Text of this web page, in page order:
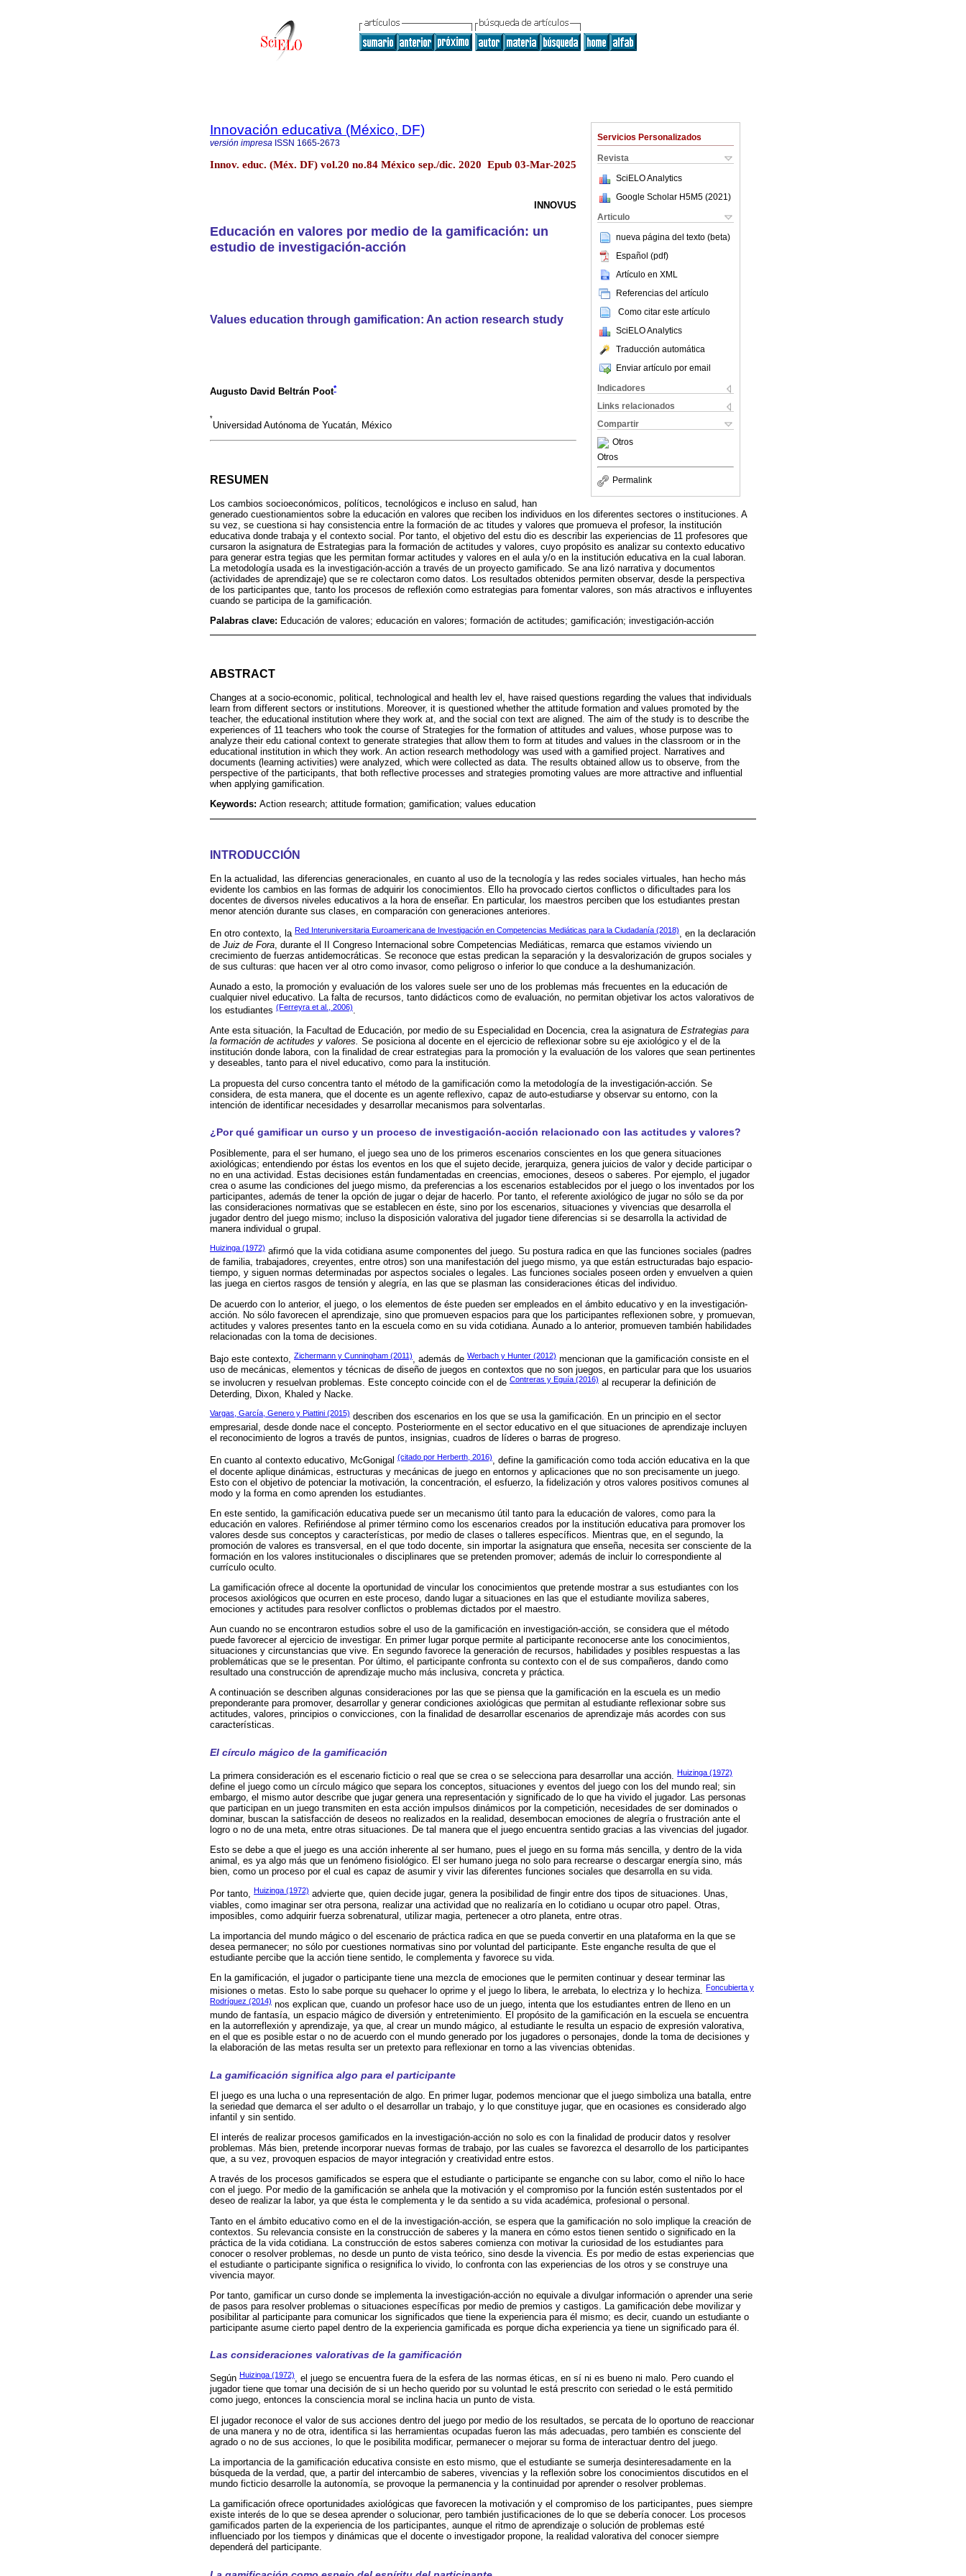
Servicios Personalizados
Revista
SciELO Analytics
Google Scholar H5M5 (2021 )
Articulo
nueva página del texto (beta)
Español (pdf)
Artículo en XML
Referencias del artículo
Como citar este artículo
SciELO Analytics
Traducción automática
Enviar artículo por email
Indicadores
Links relacionados
Compartir
Otros
Otros
Permalink
Innovación educativa (México, DF)
versión impresa ISSN 1665-2673
Innov. educ. (Méx. DF) vol.20 no.84 México sep./dic. 2020 Epub 03-Mar-2025
INNOVUS
Educación en valores por medio de la gamificación: un
estudio de investigación-acción
Values education through gamification: An action research study
Augusto David Beltrán Poot*
*
Universidad Autónoma de Yucatán, México
RESUMEN
Los cambios socioeconómicos, políticos, tecnológicos e incluso en salud, han
generado cuestionamientos sobre la educación en valores que reciben los individuos en los diferentes sectores o instituciones. A
su vez, se cuestiona si hay consistencia entre la formación de ac titudes y valores que promueva el profesor, la institución
educativa donde trabaja y el contexto social. Por tanto, el objetivo del estu dio es describir las experiencias de 11 profesores que
cursaron la asignatura de Estrategias para la formación de actitudes y valores, cuyo propósito es analizar su contexto educativo
para generar estra tegias que les permitan formar actitudes y valores en el aula y/o en la institución educativa en la cual laboran.
La metodología usada es la investigación-acción a través de un proyecto gamificado. Se ana lizó narrativa y documentos
(actividades de aprendizaje) que se re colectaron como datos. Los resultados obtenidos permiten observar, desde la perspectiva
de los participantes que, tanto los procesos de reflexión como estrategias para fomentar valores, son más atractivos e influyentes
cuando se participa de la gamificación.
Palabras clave: Educación de valores; educación en valores; formación de actitudes; gamificación; investigación-acción
ABSTRACT
Changes at a socio-economic, political, technological and health lev el, have raised questions regarding the values that individuals
learn from different sectors or institutions. Moreover, it is questioned whether the attitude formation and values promoted by the
teacher, the educational institution where they work at, and the social con text are aligned. The aim of the study is to describe the
experiences of 11 teachers who took the course of Strategies for the formation of attitudes and values, whose purpose was to
analyze their edu cational context to generate strategies that allow them to form at titudes and values in the classroom or in the
educational institution in which they work. An action research methodology was used with a gamified project. Narratives and
documents (learning activities) were analyzed, which were collected as data. The results obtained allow us to observe, from the
perspective of the participants, that both reflective processes and strategies promoting values are more attractive and influential
when applying gamification.
Keywords: Action research; attitude formation; gamification; values education
INTRODUCCIÓN
En la actualidad, las diferencias generacionales, en cuanto al uso de la tecnología y las redes sociales virtuales, han hecho más
evidente los cambios en las formas de adquirir los conocimientos. Ello ha provocado ciertos conflictos o dificultades para los
docentes de diversos niveles educativos a la hora de enseñar. En particular, los maestros perciben que los estudiantes prestan
menor atención durante sus clases, en comparación con generaciones anteriores.
En otro contexto, la Red Interuniversitaria Euroamericana de Investigación en Competencias Mediáticas para la Ciudadanía (2018), en la declaración
de Juiz de Fora , durante el II Congreso Internacional sobre Competencias Mediáticas, remarca que estamos viviendo un
crecimiento de fuerzas antidemocráticas. Se reconoce que estas predican la separación y la desvalorización de grupos sociales y
de sus culturas: que hacen ver al otro como invasor, como peligroso o inferior lo que conduce a la deshumanización.
Aunado a esto, la promoción y evaluación de los valores suele ser uno de los problemas más frecuentes en la educación de
cualquier nivel educativo. La falta de recursos, tanto didácticos como de evaluación, no permitan objetivar los actos valorativos de
los estudiantes (Ferreyra et al., 2006).
Ante esta situación, la Facultad de Educación, por medio de su Especialidad en Docencia, crea la asignatura de Estrategias para
la formación de actitudes y valores. Se posiciona al docente en el ejercicio de reflexionar sobre su eje axiológico y el de la
institución donde labora, con la finalidad de crear estrategias para la promoción y la evaluación de los valores que sean pertinentes
y deseables, tanto para el nivel educativo, como para la institución.
La propuesta del curso concentra tanto el método de la gamificación como la metodología de la investigación-acción. Se
considera, de esta manera, que el docente es un agente reflexivo, capaz de auto-estudiarse y observar su entorno, con la
intención de identificar necesidades y desarrollar mecanismos para solventarlas.
¿Por qué gamificar un curso y un proceso de investigación-acción relacionado con las actitudes y valores?
Posiblemente, para el ser humano, el juego sea uno de los primeros escenarios conscientes en los que genera situaciones
axiológicas; entendiendo por éstas los eventos en los que el sujeto decide, jerarquiza, genera juicios de valor y decide participar o
no en una actividad. Estas decisiones están fundamentadas en creencias, emociones, deseos o saberes. Por ejemplo, el jugador
crea o asume las condiciones del juego mismo, da preferencias a los escenarios establecidos por el juego o los inventados por los
participantes, además de tener la opción de jugar o dejar de hacerlo. Por tanto, el referente axiológico de jugar no sólo se da por
las consideraciones normativas que se establecen en éste, sino por los escenarios, situaciones y vivencias que desarrolla el
jugador dentro del juego mismo; incluso la disposición valorativa del jugador tiene diferencias si se desarrolla la actividad de
manera individual o grupal.
Huizinga (1972) afirmó que la vida cotidiana asume componentes del juego. Su postura radica en que las funciones sociales (padres
de familia, trabajadores, creyentes, entre otros) son una manifestación del juego mismo, ya que están estructuradas bajo espacio-
tiempo, y siguen normas determinadas por aspectos sociales o legales. Las funciones sociales poseen orden y envuelven a quien
las juega en ciertos rasgos de tensión y alegría, en las que se plasman las consideraciones éticas del individuo.
De acuerdo con lo anterior, el juego, o los elementos de éste pueden ser empleados en el ámbito educativo y en la investigación-
acción. No sólo favorecen el aprendizaje, sino que promueven espacios para que los participantes reflexionen sobre, y promuevan,
actitudes y valores presentes tanto en la escuela como en su vida cotidiana. Aunado a lo anterior, promueven también habilidades
relacionadas con la toma de decisiones.
Bajo este contexto, Zichermann y Cunningham (2011), además de Werbach y Hunter (2012) mencionan que la gamificación consiste en el
uso de mecánicas, elementos y técnicas de diseño de juegos en contextos que no son juegos, en particular para que los usuarios
se involucren y resuelvan problemas. Este concepto coincide con el de Contreras y Eguía (2016) al recuperar la definición de
Deterding, Dixon, Khaled y Nacke.
Vargas, García, Genero y Piattini (2015) describen dos escenarios en los que se usa la gamificación. En un principio en el sector
empresarial, desde donde nace el concepto. Posteriormente en el sector educativo en el que situaciones de aprendizaje incluyen
el reconocimiento de logros a través de puntos, insignias, cuadros de líderes o barras de progreso.
En cuanto al contexto educativo, McGonigal (citado por Herberth, 2016), define la gamificación como toda acción educativa en la que
el docente aplique dinámicas, estructuras y mecánicas de juego en entornos y aplicaciones que no son precisamente un juego.
Esto con el objetivo de potenciar la motivación, la concentración, el esfuerzo, la fidelización y otros valores positivos comunes al
modo y la forma en como aprenden los estudiantes.
En este sentido, la gamificación educativa puede ser un mecanismo útil tanto para la educación de valores, como para la
educación en valores. Refiriéndose al primer término como los escenarios creados por la institución educativa para promover los
valores desde sus conceptos y características, por medio de clases o talleres específicos. Mientras que, en el segundo, la
promoción de valores es transversal, en el que todo docente, sin importar la asignatura que enseña, necesita ser consciente de la
formación en los valores institucionales o disciplinares que se pretenden promover; además de incluir lo correspondiente al
currículo oculto.
La gamificación ofrece al docente la oportunidad de vincular los conocimientos que pretende mostrar a sus estudiantes con los
procesos axiológicos que ocurren en este proceso, dando lugar a situaciones en las que el estudiante moviliza saberes,
emociones y actitudes para resolver conflictos o problemas dictados por el maestro.
Aun cuando no se encontraron estudios sobre el uso de la gamificación en investigación-acción, se considera que el método
puede favorecer al ejercicio de investigar. En primer lugar porque permite al participante reconocerse ante los conocimientos,
situaciones y circunstancias que vive. En segundo favorece la generación de recursos, habilidades y posibles respuestas a las
problemáticas que se le presentan. Por último, el participante confronta su contexto con el de sus compañeros, dando como
resultado una construcción de aprendizaje mucho más inclusiva, concreta y práctica.
A continuación se describen algunas consideraciones por las que se piensa que la gamificación en la escuela es un medio
preponderante para promover, desarrollar y generar condiciones axiológicas que permitan al estudiante reflexionar sobre sus
actitudes, valores, principios o convicciones, con la finalidad de desarrollar escenarios de aprendizaje más acordes con sus
características.
El círculo mágico de la gamificación
La primera consideración es el escenario ficticio o real que se crea o se selecciona para desarrollar una acción. Huizinga (1972)
define el juego como un círculo mágico que separa los conceptos, situaciones y eventos del juego con los del mundo real; sin
embargo, el mismo autor describe que jugar genera una representación y significado de lo que ha vivido el jugador. Las personas
que participan en un juego transmiten en esta acción impulsos dinámicos por la competición, necesidades de ser dominados o
dominar, buscan la satisfacción de deseos no realizados en la realidad, desembocan emociones de alegría o frustración ante el
logro o no de una meta, entre otras situaciones. De tal manera que el juego encuentra sentido gracias a las vivencias del jugador.
Esto se debe a que el juego es una acción inherente al ser humano, pues el juego en su forma más sencilla, y dentro de la vida
animal, es ya algo más que un fenómeno fisiológico. El ser humano juega no solo para recrearse o descargar energía sino, más
bien, como un proceso por el cual es capaz de asumir y vivir las diferentes funciones sociales que desarrolla en su vida.
Por tanto, Huizinga (1972) advierte que, quien decide jugar, genera la posibilidad de fingir entre dos tipos de situaciones. Unas,
viables, como imaginar ser otra persona, realizar una actividad que no realizaría en lo cotidiano u ocupar otro papel. Otras,
imposibles, como adquirir fuerza sobrenatural, utilizar magia, pertenecer a otro planeta, entre otras.
La importancia del mundo mágico o del escenario de práctica radica en que se pueda convertir en una plataforma en la que se
desea permanecer; no sólo por cuestiones normativas sino por voluntad del participante. Este enganche resulta de que el
estudiante percibe que la acción tiene sentido, le complementa y favorece su vida.
En la gamificación, el jugador o participante tiene una mezcla de emociones que le permiten continuar y desear terminar las
misiones o metas. Esto lo sabe porque su quehacer lo oprime y el juego lo libera, le arrebata, lo electriza y lo hechiza. Foncubierta y
Rodríguez (2014) nos explican que, cuando un profesor hace uso de un juego, intenta que los estudiantes entren de lleno en un
mundo de fantasía, un espacio mágico de diversión y entretenimiento. El propósito de la gamificación en la escuela se encuentra
en la autorreflexión y aprendizaje, ya que, al crear un mundo mágico, al estudiante le resulta un espacio de expresión valorativa,
en el que es posible estar o no de acuerdo con el mundo generado por los jugadores o personajes, donde la toma de decisiones y
la elaboración de las metas resulta ser un pretexto para reflexionar en torno a las vivencias obtenidas.
La gamificación significa algo para el participante
El juego es una lucha o una representación de algo. En primer lugar, podemos mencionar que el juego simboliza una batalla, entre
la seriedad que demarca el ser adulto o el desarrollar un trabajo, y lo que constituye jugar, que en ocasiones es considerado algo
infantil y sin sentido.
El interés de realizar procesos gamificados en la investigación-acción no solo es con la finalidad de producir datos y resolver
problemas. Más bien, pretende incorporar nuevas formas de trabajo, por las cuales se favorezca el desarrollo de los participantes
que, a su vez, provoquen espacios de mayor integración y creatividad entre estos.
A través de los procesos gamificados se espera que el estudiante o participante se enganche con su labor, como el niño lo hace
con el juego. Por medio de la gamificación se anhela que la motivación y el compromiso por la función estén sustentados por el
deseo de realizar la labor, ya que ésta le complementa y le da sentido a su vida académica, profesional o personal.
Tanto en el ámbito educativo como en el de la investigación-acción, se espera que la gamificación no solo implique la creación de
contextos. Su relevancia consiste en la construcción de saberes y la manera en cómo estos tienen sentido o significado en la
práctica de la vida cotidiana. La construcción de estos saberes comienza con motivar la curiosidad de los estudiantes para
conocer o resolver problemas, no desde un punto de vista teórico, sino desde la vivencia. Es por medio de estas experiencias que
el estudiante o participante significa o resignifica lo vivido, lo confronta con las experiencias de los otros y se construye una
vivencia mayor.
Por tanto, gamificar un curso donde se implementa la investigación-acción no equivale a divulgar información o aprender una serie
de pasos para resolver problemas o situaciones específicas por medio de premios y castigos. La gamificación debe movilizar y
posibilitar al participante para comunicar los significados que tiene la experiencia para él mismo; es decir, cuando un estudiante o
participante asume cierto papel dentro de la experiencia gamificada es porque dicha experiencia ya tiene un significado para él.
Las consideraciones valorativas de la gamificación
Según Huizinga (1972), el juego se encuentra fuera de la esfera de las normas éticas, en sí ni es bueno ni malo. Pero cuando el
jugador tiene que tomar una decisión de si un hecho querido por su voluntad le está prescrito con seriedad o le está permitido
como juego, entonces la consciencia moral se inclina hacia un punto de vista.
El jugador reconoce el valor de sus acciones dentro del juego por medio de los resultados, se percata de lo oportuno de reaccionar
de una manera y no de otra, identifica si las herramientas ocupadas fueron las más adecuadas, pero también es consciente del
agrado o no de sus acciones, lo que le posibilita modificar, permanecer o mejorar su forma de interactuar dentro del juego.
La importancia de la gamificación educativa consiste en esto mismo, que el estudiante se sumerja desinteresadamente en la
búsqueda de la verdad, que, a partir del intercambio de saberes, vivencias y la reflexión sobre los conocimientos discutidos en el
mundo ficticio desarrolle la autonomía, se provoque la permanencia y la continuidad por aprender o resolver problemas.
La gamificación ofrece oportunidades axiológicas que favorecen la motivación y el compromiso de los participantes, pues siempre
existe interés de lo que se desea aprender o solucionar, pero también justificaciones de lo que se debería conocer. Los procesos
gamificados parten de la experiencia de los participantes, aunque el ritmo de aprendizaje o solución de problemas esté
influenciado por los tiempos y dinámicas que el docente o investigador propone, la realidad valorativa del conocer siempre
dependerá del participante.